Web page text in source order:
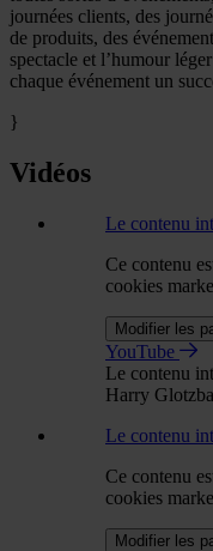
journées clients, des
de produits, des
spectacle et l’humour
chaque événement un
}
Vidéos
Le contenu
Ce contenu
cookies
Modifier les
YouTube
Le contenu
Harry
Le contenu
Ce contenu
cookies
Modifier les